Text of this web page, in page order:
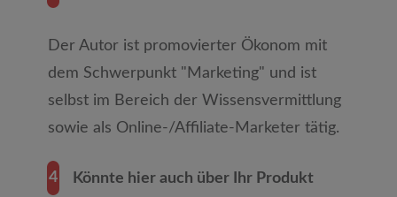
Der Autor ist promovierter Ökonom mit
dem Schwerpunkt "Marketing" und ist
selbst im Bereich der Wissensvermittlung
sowie als Online-/Affiliate-Marketer tätig.
4
Könnte hier auch über Ihr Produkt